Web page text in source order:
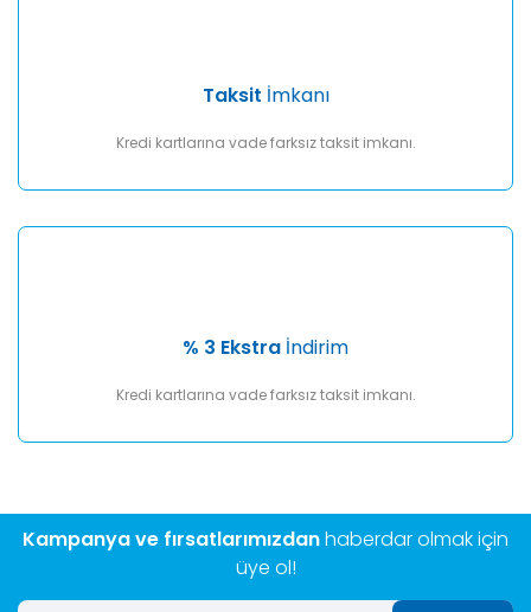
Taksit İmkanı
Kredi kartlarına vade farksız taksit imkanı.
% 3 Ekstra İndirim
Kredi kartlarına vade farksız taksit imkanı.
Kampanya ve fırsatlarımızdanhaberdar olmak için
üye ol!